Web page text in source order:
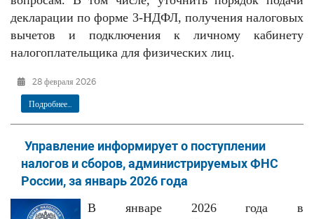
декларации по форме 3-НДФЛ, получения налоговых
вычетов и подключения к личному кабинету
налогоплательщика для физических лиц.
28 февраля 2026
Подробнее...
Управление информирует о поступлении
налогов и сборов, администрируемых ФНС
России, за январь 2026 года
В январе 2026 года в